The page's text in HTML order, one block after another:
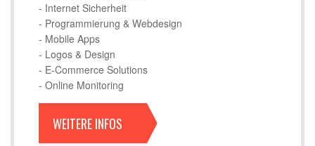
- Internet Sicherheit
- Programmierung & Webdesign
- Mobile Apps
- Logos & Design
- E-Commerce Solutions
- Online Monitoring
WEITERE INFOS